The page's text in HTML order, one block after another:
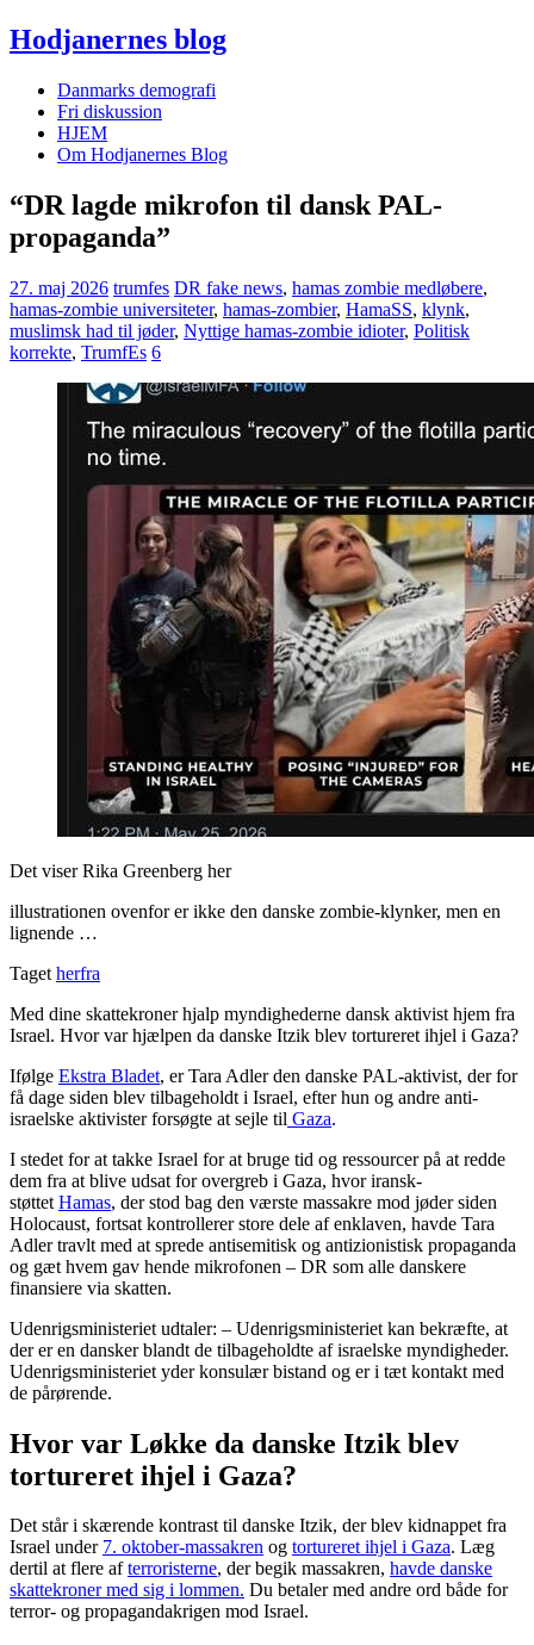
Hodjanernes blog
Danmarks demografi
Fri diskussion
HJEM
Om Hodjanernes Blog
“DR lagde mikrofon til dansk PAL-
propaganda”
27. maj 2026 trumfes DR fake news, hamas zombie medløbere,
hamas-zombie universiteter, hamas-zombier, HamaSS, klynk,
muslimsk had til jøder, Nyttige hamas-zombie idioter, Politisk
korrekte, TrumfEs 6
Det viser Rika Greenberg her
illustrationen ovenfor er ikke den danske zombie-klynker, men en
lignende …
Taget herfra
Med dine skattekroner hjalp myndighederne dansk aktivist hjem fra
Israel. Hvor var hjælpen da danske Itzik blev tortureret ihjel i Gaza?
Ifølge Ekstra Bladet, er Tara Adler den danske PAL-aktivist, der for
få dage siden blev tilbageholdt i Israel, efter hun og andre anti-
israelske aktivister forsøgte at sejle til Gaza.
I stedet for at takke Israel for at bruge tid og ressourcer på at redde
dem fra at blive udsat for overgreb i Gaza, hvor iransk-
støttet Hamas, der stod bag den værste massakre mod jøder siden
Holocaust, fortsat kontrollerer store dele af enklaven, havde Tara
Adler travlt med at sprede antisemitisk og antizionistisk propaganda
og gæt hvem gav hende mikrofonen – DR som alle danskere
finansiere via skatten.
Udenrigsministeriet udtaler: – Udenrigsministeriet kan bekræfte, at
der er en dansker blandt de tilbageholdte af israelske myndigheder.
Udenrigsministeriet yder konsulær bistand og er i tæt kontakt med
de pårørende.
Hvor var Løkke da danske Itzik blev
tortureret ihjel i Gaza?
Det står i skærende kontrast til danske Itzik, der blev kidnappet fra
Israel under 7. oktober-massakren og tortureret ihjel i Gaza. Læg
dertil at flere afterroristerne, der begik massakren, havde danske
skattekroner med sig i lommen. Du betaler med andre ord både for
terror- og propagandakrigen mod Israel.